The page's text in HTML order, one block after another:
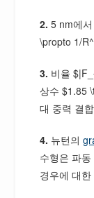
2. 5 nm에
\propto 1/
3. 비율
상수 $1.85
대 중력 결
4. 뉴턴의
수형은 파
경우에 대